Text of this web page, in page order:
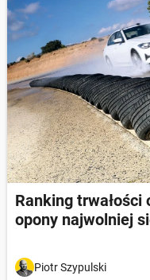
Ranking
opony najwolniej
Piotr Szypulski